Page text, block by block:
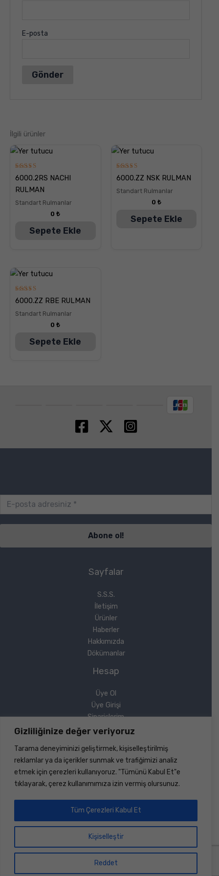
Gizliliğinize değer veriyoruz
Tarama deneyiminizi geliştirmek, kişiselleştirilmiş
reklamlar ya da içerikler sunmak ve trafiğimizi analiz
etmek için çerezleri kullanıyoruz. "Tümünü Kabul Et"e
tıklayarak, çerez kullanımımıza izin vermiş olursunuz.
Kişiselleştir
Reddet
Tüm Çerezleri Kabul Et
E-posta
İlgili ürünler
5
üzerinden
5.00
oy aldı
6000.2RS NACHI
RULMAN
Standart Rulmanlar
0₺
Sepete Ekle
5
üzerinden
oy aldı
6000.ZZ NSK RULMAN
Standart Rulmanlar
0 ₺
Sepete Ekle
5
üzerinden
oy aldı
6000.ZZ RBE RULMAN
Standart Rulmanlar
0₺
Sepete Ekle
Sayfalar
S.S.S.
İletişim
Ürünler
Haberler
Hakkımızda
Dökümanlar
Hesap
Üye Ol
Üye Girişi
Siparişlerim
Sipariş Takip
Yasal
Gizlilik Politikası
Copyright © 2026 Sinerji Rulman | Her Hakkı Saklıdır |
Dizayn ve KodlamaBilişim Marketi